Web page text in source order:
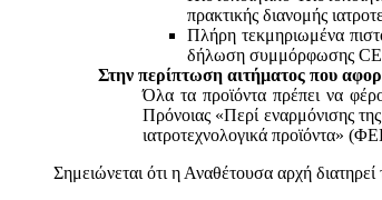
πρακτικής διανομής
Πλήρη τεκμηριωμένα
δήλωση συμμόρφωσης CE
Στην περίπτωση αιτήματος που
Όλα τα προϊόντα πρέπει να
Πρόνοιας «Περί εναρμόνισης
ιατροτεχνολογικά προϊόντα»
Σημειώνεται ότι η Αναθέτουσα αρχή